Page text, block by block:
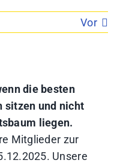
Vor
die besten
sitzen und nicht
liegen.
Mitglieder zur
Unsere